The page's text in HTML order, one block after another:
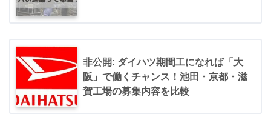
非公開: ダイハツ期間工になれば「大
阪」で働くチャンス！池田・京都・滋
賀工場の募集内容を比較